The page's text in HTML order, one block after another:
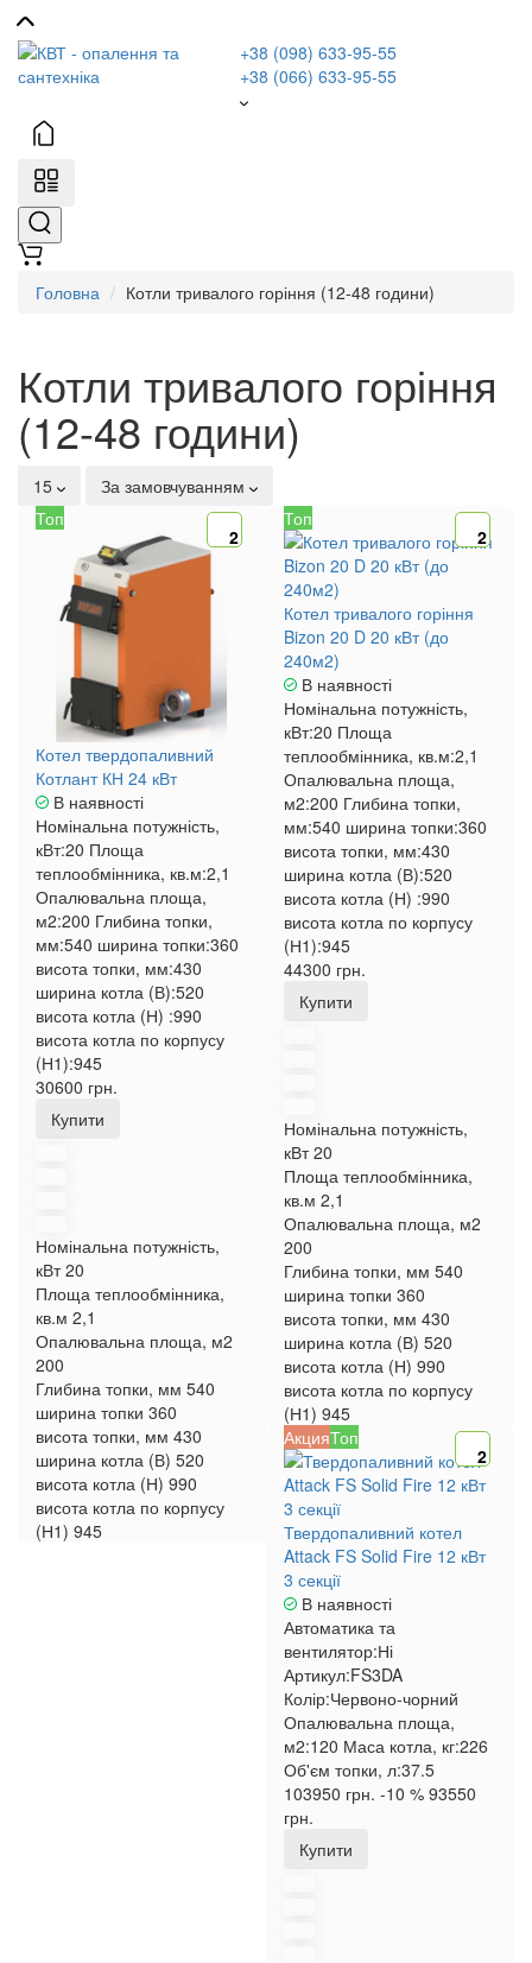
+38 (098) 633-95-55
+38 (066) 633-95-55
Головна Котли тривалого горіння (12-48 години)
Котли тривалого горіння
(12-48 години)
15 За замовчуванням
2
Топ
Котел твердопаливний
Котлант КН 24 кВт
В наявності
Номінальна потужність,
кВт:20 Площа
теплообмінника, кв.м:2,1
Опалювальна площа,
м2:200 Глибина топки,
мм:540 ширина топки:360
висота топки, мм:430
ширина котла (В):520
висота котла (Н) :990
висота котла по корпусу
(Н1):945
30600 грн.
Купити
Номінальна потужність,
кВт 20
Площа теплообмінника,
кв.м 2,1
Опалювальна площа, м2
200
Глибина топки, мм 540
ширина топки 360
висота топки, мм 430
ширина котла (В) 520
висота котла (Н) 990
висота котла по корпусу
(Н1) 945
2
Топ
Котел тривалого горіння
Bizon 20 D 20 кВт (до
240м2)
В наявності
Номінальна потужність,
кВт:20 Площа
теплообмінника, кв.м:2,1
Опалювальна площа,
м2:200 Глибина топки,
мм:540 ширина топки:360
висота топки, мм:430
ширина котла (В):520
висота котла (Н) :990
висота котла по корпусу
(Н1):945
44300 грн.
Купити
Номінальна потужність,
кВт 20
Площа теплообмінника,
кв.м 2,1
Опалювальна площа, м2
200
Глибина топки, мм 540
ширина топки 360
висота топки, мм 430
ширина котла (В) 520
висота котла (Н) 990
висота котла по корпусу
(Н1) 945
2
АкцияТоп
Твердопаливний котел
Attack FS Solid Fire 12 кВт
3 секції
В наявності
Автоматика та
вентилятор:Ні
Артикул:FS3DA
Колір:Червоно-чорний
Опалювальна площа,
м2:120 Маса котла, кг:226
Об'єм топки, л:37.5
103950 грн. -10 % 93550
грн.
Купити